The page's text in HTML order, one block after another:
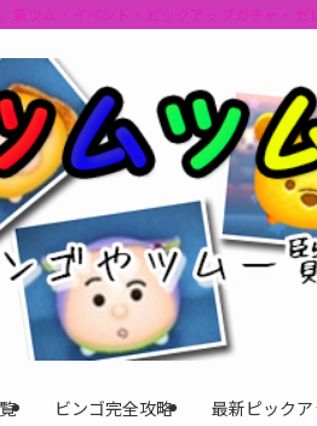
新ツム・イベント・ピックアップガチャ・
ビンゴ完全攻略 最新ピック